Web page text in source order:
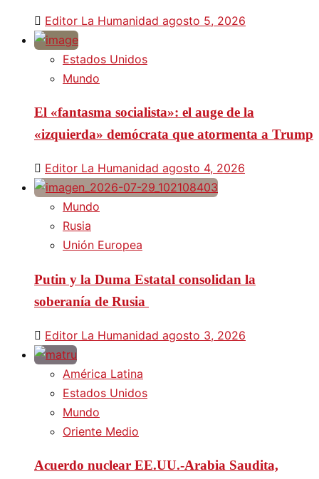
Editor La Humanidad agosto 5, 2026
Estados Unidos
Mundo
El «fantasma socialista»: el auge de la
«izquierda» demócrata que atormenta a Trump
Editor La Humanidad agosto 4, 2026
Mundo
Rusia
Unión Europea
Putin y la Duma Estatal consolidan la
soberanía de Rusia
Editor La Humanidad agosto 3, 2026
América Latina
Estados Unidos
Mundo
Oriente Medio
Acuerdo nuclear EE.UU.-Arabia Saudita,